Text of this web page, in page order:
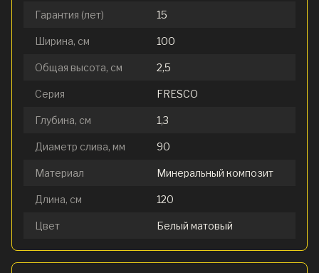
Гарантия (лет) 15
Ширина, см 100
Общая высота, см 2,5
Серия FRESCO
Глубина, см 1,3
Диаметр слива, мм 90
Материал Минеральный композит
Длина, см 120
Цвет Белый матовый